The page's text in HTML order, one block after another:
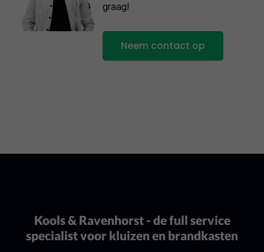
graag!
Neem contact op
Kools & Ravenhorst - de full service
specialist voor kluizen en brandkasten